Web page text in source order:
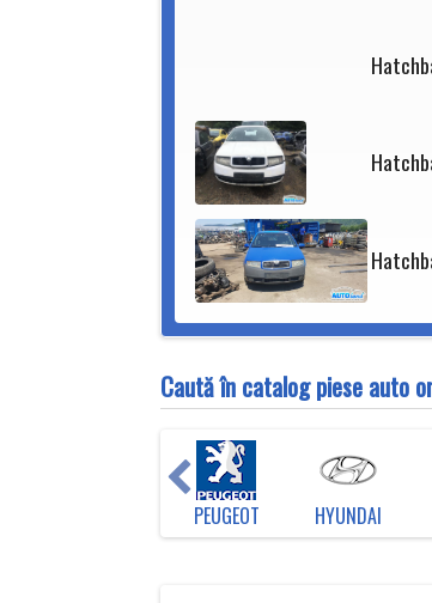
Caută în catalog piese auto
PEUGEOT HYUNDAI